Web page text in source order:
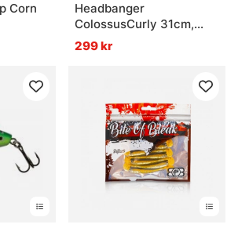
Corn
Headbanger
ColossusCurly 31cm,
170g
299 kr